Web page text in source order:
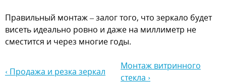
Правильный монтаж – залог того, что зеркало будет
висеть идеально ровно и даже на миллиметр не
сместится и через многие годы.
‹ Продажа и резка зеркал
Монтаж витринного
стекла ›